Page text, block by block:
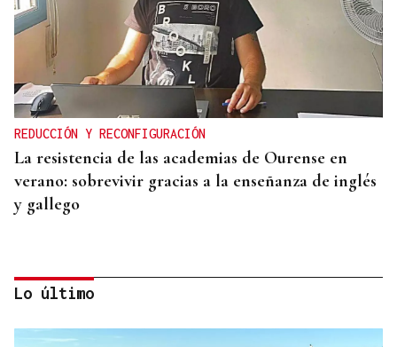
REDUCCIÓN Y RECONFIGURACIÓN
La resistencia de las academias de Ourense en
verano: sobrevivir gracias a la enseñanza de inglés
y gallego
Lo último